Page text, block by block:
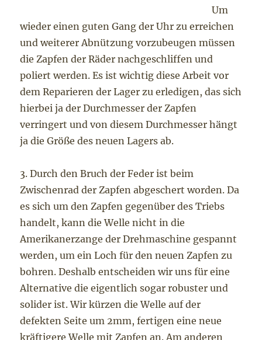
Um
wieder einen guten Gang der Uhr zu erreichen
und weiterer Abnützung vorzubeugen müssen
die Zapfen der Räder nachgeschliffen und
poliert werden. Es ist wichtig diese Arbeit vor
dem Reparieren der Lager zu erledigen, das sich
hierbei ja der Durchmesser der Zapfen
verringert und von diesem Durchmesser hängt
ja die Größe des neuen Lagers ab.
3. Durch den Bruch der Feder ist beim
Zwischenrad der Zapfen abgeschert worden. Da
es sich um den Zapfen gegenüber des Triebs
handelt, kann die Welle nicht in die
Amerikanerzange der Drehmaschine gespannt
werden, um ein Loch für den neuen Zapfen zu
bohren. Deshalb entscheiden wir uns für eine
Alternative die eigentlich sogar robuster und
solider ist. Wir kürzen die Welle auf der
defekten Seite um 2mm, fertigen eine neue
kräftigere Welle mit Zapfen an. Am anderen